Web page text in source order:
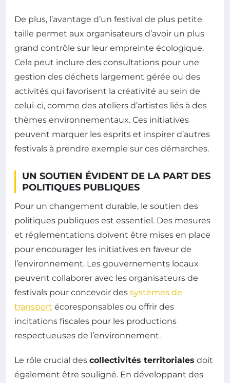
De plus, l’avantage d’un festival de plus petite
taille permet aux organisateurs d’avoir un plus
grand contrôle sur leur empreinte écologique.
Cela peut inclure des consultations pour une
gestion des déchets largement gérée ou des
activités qui favorisent la créativité au sein de
celui-ci, comme des ateliers d’artistes liés à des
thèmes environnementaux. Ces initiatives
peuvent marquer les esprits et inspirer d’autres
festivals à prendre exemple sur ces démarches.
UN SOUTIEN ÉVIDENT DE LA PART DES
POLITIQUES PUBLIQUES
Pour un changement durable, le soutien des
politiques publiques est essentiel. Des mesures
et réglementations doivent être mises en place
pour encourager les initiatives en faveur de
l’environnement. Les gouvernements locaux
peuvent collaborer avec les organisateurs de
festivals pour concevoir des systèmes de
transport écoresponsables ou offrir des
incitations fiscales pour les productions
respectueuses de l’environnement.
Le rôle crucial des collectivités territoriales doit
également être souligné. En développant des